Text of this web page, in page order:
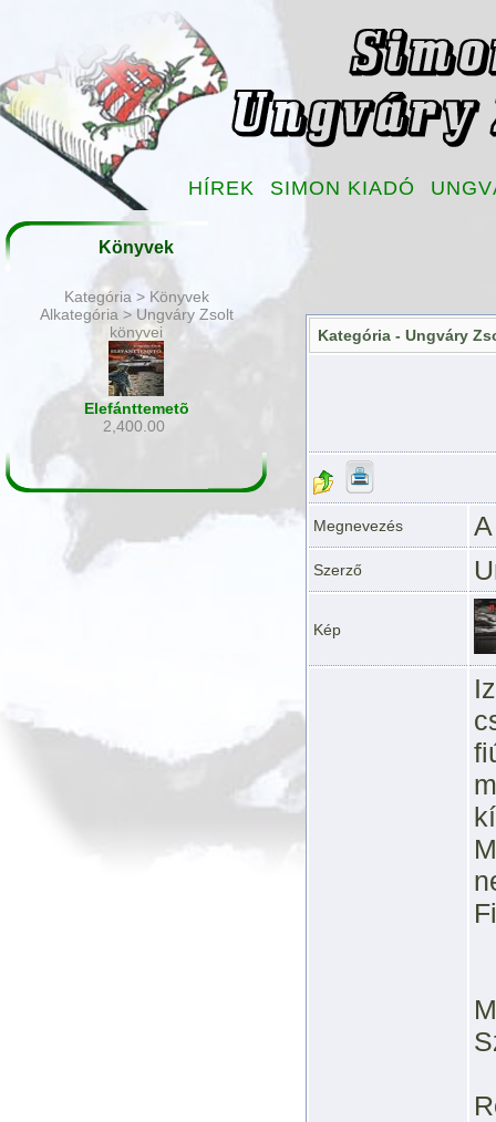
HÍREK SIMON KIADÓ
Könyvek
Kategória > Könyvek
Alkategória > Ungváry Zsolt
könyvei
Elefánttemetõ
2,400.00
Kategória - Ungváry
Megnevezés
Szerző
Kép